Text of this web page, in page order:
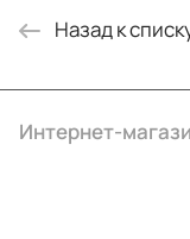
Назад к
Интернет-